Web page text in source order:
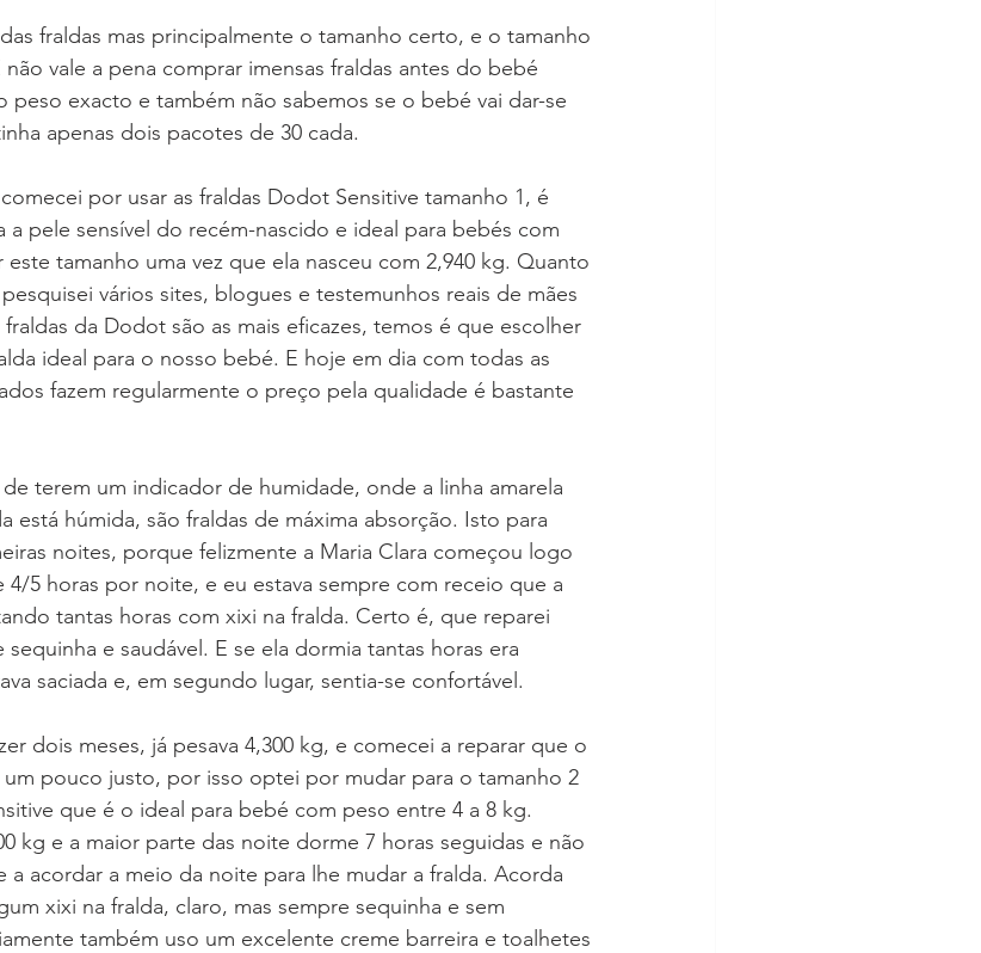
fraldas mas principalmente o tamanho certo, e o tamanho
vale a pena comprar imensas fraldas antes do bebé
peso exacto e também não sabemos se o bebé vai dar-se
apenas dois pacotes de 30 cada.
por usar as fraldas Dodot Sensitive tamanho 1, é
a pele sensível do recém-nascido e ideal para bebés com
tamanho uma vez que ela nasceu com 2,940 kg. Quanto
vários sites, blogues e testemunhos reais de mães
da Dodot são as mais eficazes, temos é que escolher
ideal para o nosso bebé. E hoje em dia com todas as
fazem regularmente o preço pela qualidade é bastante
terem um indicador de humidade, onde a linha amarela
está húmida, são fraldas de máxima absorção. Isto para
noites, porque felizmente a Maria Clara começou logo
4/5 horas por noite, e eu estava sempre com receio que a
tantas horas com xixi na fralda. Certo é, que reparei
e saudável. E se ela dormia tantas horas era
saciada e, em segundo lugar, sentia-se confortável.
dois meses, já pesava 4,300 kg, e comecei a reparar que o
um pouco justo, por isso optei por mudar para o tamanho 2
que é o ideal para bebé com peso entre 4 a 8 kg.
kg e a maior parte das noite dorme 7 horas seguidas e não
acordar a meio da noite para lhe mudar a fralda. Acorda
xixi na fralda, claro, mas sempre sequinha e sem
também uso um excelente creme barreira e toalhetes